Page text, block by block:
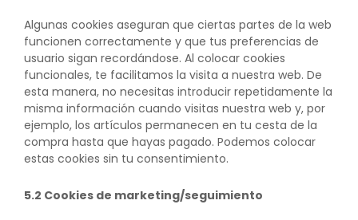
Algunas cookies aseguran que ciertas partes de la web
funcionen correctamente y que tus preferencias de
usuario sigan recordándose. Al colocar cookies
funcionales, te facilitamos la visita a nuestra web. De
esta manera, no necesitas introducir repetidamente la
misma información cuando visitas nuestra web y, por
ejemplo, los artículos permanecen en tu cesta de la
compra hasta que hayas pagado. Podemos colocar
estas cookies sin tu consentimiento.
5.2 Cookies de marketing/seguimiento